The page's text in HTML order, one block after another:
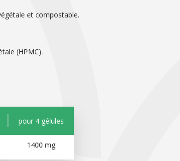
et compostable.
(HPMC).
pour 4 gélules
1400 mg